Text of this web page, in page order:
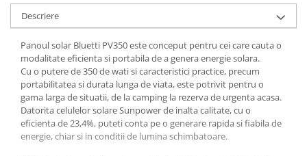
Descriere
Panoul solar Bluetti PV350 este conceput pentru cei care cauta o
modalitate eficienta si portabila de a genera energie solara.
Cu o putere de 350 de wati si caracteristici practice, precum
portabilitatea si durata lunga de viata, este potrivit pentru o
gama larga de situatii, de la camping la rezerva de urgenta acasa.
Datorita celulelor solare Sunpower de inalta calitate, cu o
eficienta de 23,4%, puteti conta pe o generare rapida si fiabila de
energie, chiar si in conditii de lumina schimbatoare.